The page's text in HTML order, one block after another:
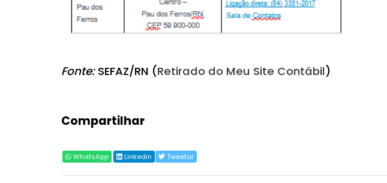
Fonte:SEFAZ/RN (Retirado do Meu Site Contábil)
Compartilhar
WhatsApp Linkedin Tweetar